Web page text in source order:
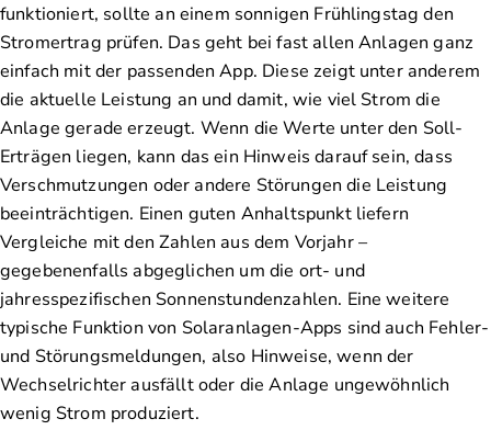
funktioniert, sollte an einem sonnigen Frühlingstag den
Stromertrag prüfen. Das geht bei fast allen Anlagen ganz
einfach mit der passenden App. Diese zeigt unter anderem
die aktuelle Leistung an und damit, wie viel Strom die
Anlage gerade erzeugt. Wenn die Werte unter den Soll-
Erträgen liegen, kann das ein Hinweis darauf sein, dass
Verschmutzungen oder andere Störungen die Leistung
beeinträchtigen. Einen guten Anhaltspunkt liefern
Vergleiche mit den Zahlen aus dem Vorjahr –
gegebenenfalls abgeglichen um die ort- und
jahresspezifischen Sonnenstundenzahlen. Eine weitere
typische Funktion von Solaranlagen-Apps sind auch Fehler-
und Störungsmeldungen, also Hinweise, wenn der
Wechselrichter ausfällt oder die Anlage ungewöhnlich
wenig Strom produziert.